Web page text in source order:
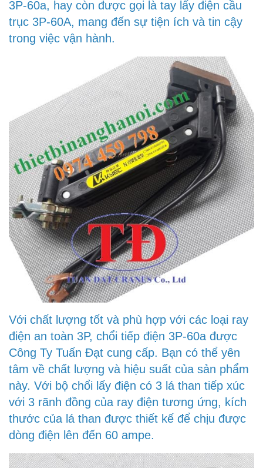
3P-60a, hay còn được gọi là tay lấy điện cầu
trục 3P-60A, mang đến sự tiện ích và tin cậy
trong việc vận hành.
Với chất lượng tốt và phù hợp với các loại ray
điện an toàn 3P, chổi tiếp điện 3P-60a được
Công Ty Tuấn Đạt cung cấp. Bạn có thể yên
tâm về chất lượng và hiệu suất của sản phẩm
này. Với bộ chổi lấy điện có 3 lá than tiếp xúc
với 3 rãnh đồng của ray điện tương ứng, kích
thước của lá than được thiết kế để chịu được
dòng điện lên đến 60 ampe.